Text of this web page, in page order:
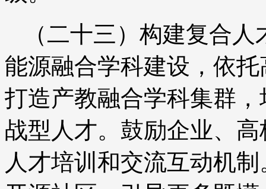
（二十三）构建复合
能源融合学科建设，依
打造产教融合学科集群
战型人才。鼓励企业、
人才培训和交流互动机